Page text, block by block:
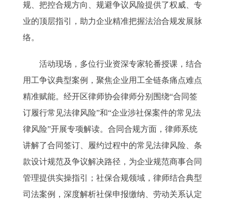
规、把控合规方向、规避争议风险提供了权威、专
业的顶层指引，助力企业精准把握法治合规发展脉
络。
活动现场，多位行业资深专家轮番授课，结合
用工争议典型案例，聚焦企业用工全链条痛点难点
精准赋能。经开区律师协会律师分别围绕“合同签
订履行常见法律风险”和“企业涉社保案件的常见法
律风险”开展专项解读。合同合规方面，律师系统
讲解了合同签订、履约过程中的常见法律风险、条
款设计规范及争议解决路径，为企业规范商事合同
管理提供实操指引；社保合规领域，律师结合典型
司法案例，深度解析社保申报缴纳、劳动关系认定